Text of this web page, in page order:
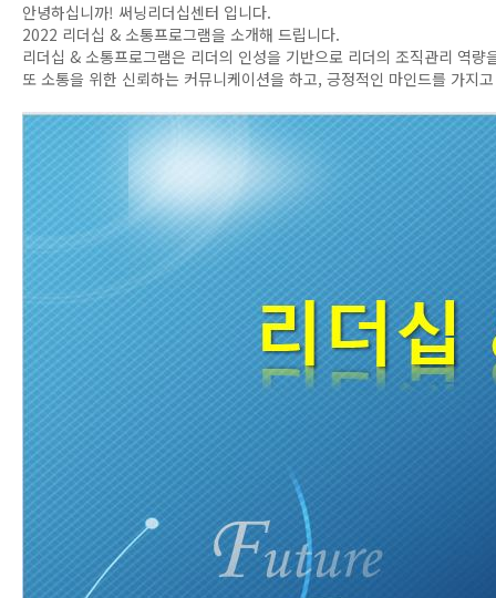
안녕하십니까! 써닝리더십센터 입니다.
2022 리더십 & 소통프로그램을 소개해 드립니다.
리더십 & 소통프로그램은 리더의 인성을 기반으로 리더의 조직관리 역량
또 소통을 위한 신뢰하는 커뮤니케이션을 하고, 긍정적인 마인드를 가지